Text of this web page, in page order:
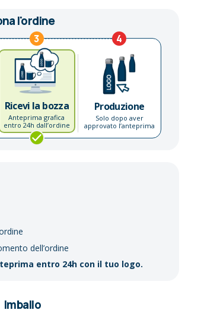
l'ordine
3
Ricevi la bozza
Anteprima grafica
entro 24h dall’ordine
4
Produzione
Solo dopo aver
approvato l’anteprima
dell’ordine
entro 24h con il tuo logo.
Imballo